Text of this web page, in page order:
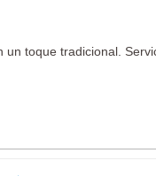
un toque tradicional.